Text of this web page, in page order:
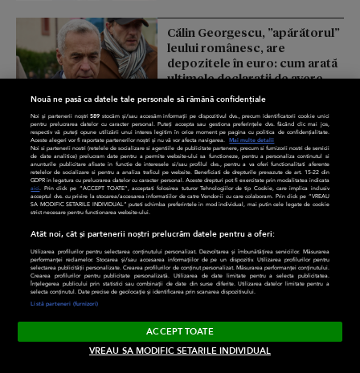
Călin Georgescu, ”apărătorul”
leului românesc, are
depozitele în euro: cum arată
ultimele declarații de avere
Marina Almășan, mesaj pentru
Brândușa Socaciu. „Mi-ați
distrus familia”
Nouă ne pasă ca datele tale personale să rămână confidențiale
Noi și partenerii noștri589 stocăm și/sau accesăm informații pe dispozitivul dvs., precum identificatorii cookie unici
pentru prelucrarea datelor cu caracter personal. Puteți accepta sau gestiona preferințele dvs. făcând clic mai jos,
respectiv vă puteți opune utilizării unui interes legitim în orice moment pe pagina cu politica de confidențialitate.
Aceste alegeri vor fi raportate partenerilor noștri și nu vă vor afecta navigarea. Mai multe detalii
Noi si partenerii nostri (retelele de socializare si agentiile de publicitate partenere, precum si furnizorii nostri de servicii
de date analitice) prelucram date pentru a permite website-ului sa functioneze, pentru a personaliza continutul si
anunturile publicitare afisate in functie de interesele si/sau profilul dvs., pentru a va oferi functionalitati aferente
retelelor de socializare si pentru a analiza traficul pe website. Beneficiati de drepturile prevazute de art. 15-22 din
GDPR in legatura cu prelucrarea datelor cu caracter personal. Aceste drepturi pot fi exercitate prin modalitatea indicata
aici. Prin click pe “ACCEPT TOATE”, acceptati folosirea tuturor Tehnologiilor de tip Cookie, care implica inclusiv
acceptul dvs. cu privire la stocarea/accesarea informatiilor de catre Vendor-ii cu care colaboram. Prin click pe “VREAU
SA MODIFIC SETARILE INDIVIDUAL” puteti schimba preferintele in mod individual, mai putin cele legate de cookie
strict necesare pentru functionarea website-ului.
Atât noi, cât și partenerii noștri prelucrăm datele pentru a oferi:
Utilizarea profilurilor pentru selectarea conținutului personalizat. Dezvoltarea și îmbunătățirea serviciilor. Măsurarea
performanței reclamelor. Stocarea și/sau accesarea informațiilor de pe un dispozitiv. Utilizarea profilurilor pentru
selectarea publicității personalizate. Crearea profilurilor de conținut personalizat. Măsurarea performanței conținutului.
Crearea profilurilor pentru publicitate personalizată. Utilizarea de date limitate pentru a selecta publicitatea.
Înțelegerea publicului prin statistici sau combinații de date din surse diferite. Utilizarea datelor limitate pentru a
selecta conținutul. Date precise de geolocație și identificarea prin scanarea dispozitivului.
Listă parteneri (furnizori)
ACCEPT TOATE
VREAU SA MODIFIC SETARILE INDIVIDUAL